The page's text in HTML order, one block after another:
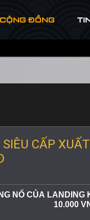
ĐỒNG
CẤP
NỔ CỦA
10.000